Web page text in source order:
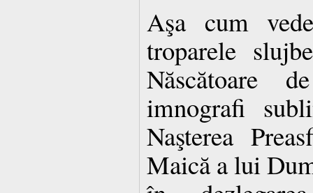
Aşa cum
troparele
Născătoare
imnografi
Naşterea
Maică a lui